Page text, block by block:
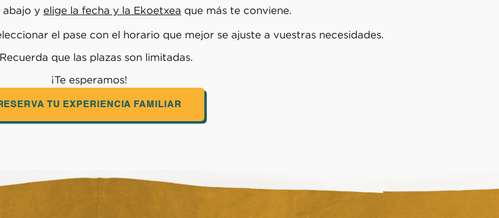
abajo y elige la fecha y la Ekoetxea que más te conviene.
el pase con el horario que mejor se ajuste a vuestras necesidades.
Recuerda que las plazas son limitadas.
¡Te esperamos!
TU EXPERIENCIA FAMILIAR